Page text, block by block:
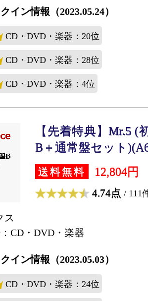
イン情報（2023.05.24）
CD・DVD・楽器：20位
CD・DVD・楽器：28位
CD・DVD・楽器：4位
【先着特典】Mr.5 (
B＋通常盤セット
送料無料 12,804円
4.74点 / 111
ス
CD・DVD・楽器
イン情報（2023.05.03）
CD・DVD・楽器：24位